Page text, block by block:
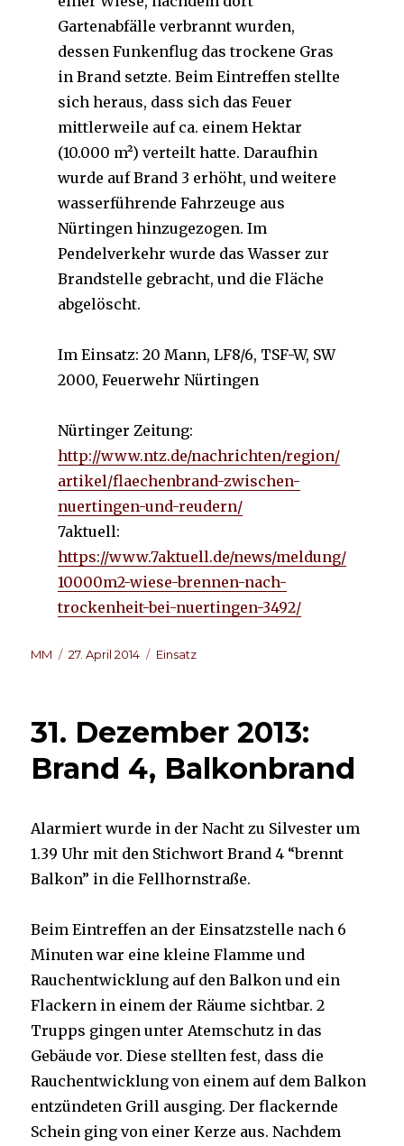
Gartenabfälle verbrannt wurden,
dessen Funkenflug das trockene Gras
in Brand setzte. Beim Eintreffen stellte
sich heraus, dass sich das Feuer
mittlerweile auf ca. einem Hektar
(10.000 m²) verteilt hatte. Daraufhin
wurde auf Brand 3 erhöht, und weitere
wasserführende Fahrzeuge aus
Nürtingen hinzugezogen. Im
Pendelverkehr wurde das Wasser zur
Brandstelle gebracht, und die Fläche
abgelöscht.
Im Einsatz: 20 Mann, LF8/6, TSF-W, SW
2000, Feuerwehr Nürtingen
Nürtinger Zeitung:
http://www.ntz.de/nachrichten/region/
artikel/flaechenbrand-zwischen-
nuertingen-und-reudern/
7aktuell:
https://www.7aktuell.de/news/meldung/
10000m2-wiese-brennen-nach-
trockenheit-bei-nuertingen-3492/
Autor
MM
Veröffentlicht
27. April 2014 Kategorien
Einsatz
31. Dezember 2013:
Brand 4, Balkonbrand
Alarmiert wurde in der Nacht zu Silvester um
1.39 Uhr mit den Stichwort Brand 4 “brennt
Balkon” in die Fellhornstraße.
Beim Eintreffen an der Einsatzstelle nach 6
Minuten war eine kleine Flamme und
Rauchentwicklung auf den Balkon und ein
Flackern in einem der Räume sichtbar. 2
Trupps gingen unter Atemschutz in das
Gebäude vor. Diese stellten fest, dass die
Rauchentwicklung von einem auf dem Balkon
entzündeten Grill ausging. Der flackernde
Schein ging von einer Kerze aus. Nachdem